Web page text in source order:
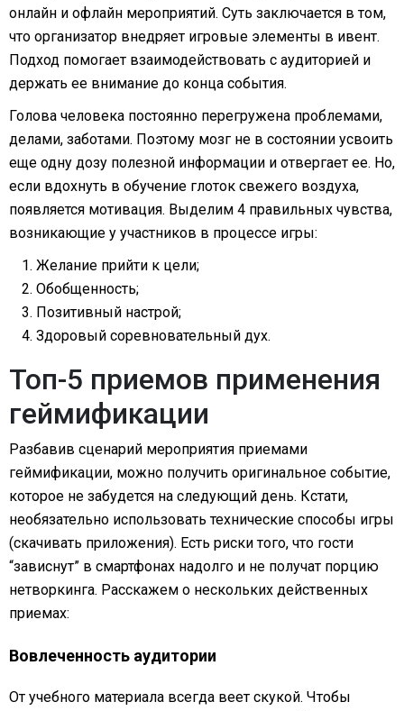
онлайн и офлайн мероприятий. Суть заключается в том,
что организатор внедряет игровые элементы в ивент.
Подход помогает взаимодействовать с аудиторией и
держать ее внимание до конца события.
Голова человека постоянно перегружена проблемами,
делами, заботами. Поэтому мозг не в состоянии усвоить
еще одну дозу полезной информации и отвергает ее. Но,
если вдохнуть в обучение глоток свежего воздуха,
появляется мотивация. Выделим 4 правильных чувства,
возникающие у участников в процессе игры:
Желание прийти к цели;
Обобщенность;
Позитивный настрой;
Здоровый соревновательный дух.
Топ-5 приемов применения
геймификации
Разбавив сценарий мероприятия приемами
геймификации, можно получить оригинальное событие,
которое не забудется на следующий день. Кстати,
необязательно использовать технические способы игры
(скачивать приложения). Есть риски того, что гости
“зависнут” в смартфонах надолго и не получат порцию
нетворкинга. Расскажем о нескольких действенных
приемах:
Вовлеченность аудитории
От учебного материала всегда веет скукой. Чтобы